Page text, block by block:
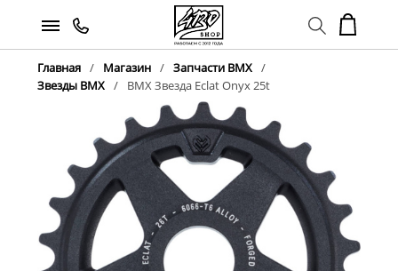
Главная Магазин
Запчасти BMX
Звезды BMX
BMX Звезда Eclat Onyx 25t